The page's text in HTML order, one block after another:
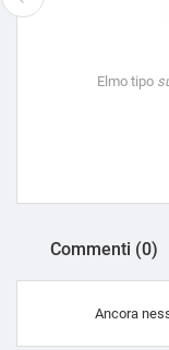
Elmo tipo
Commenti (0)
Ancora